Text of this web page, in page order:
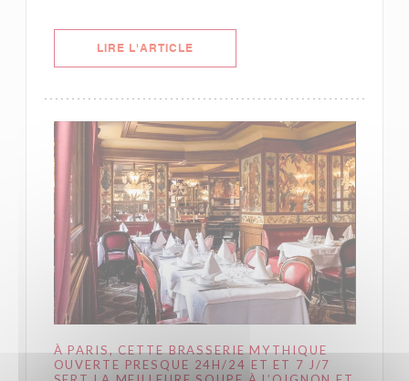
LIRE L'ARTICLE((OUVRE UNE NOUVELLE
À PARIS, CETTE BRASSERIE MYTHIQUE
OUVERTE PRESQUE 24H/24 ET ET 7 J/7